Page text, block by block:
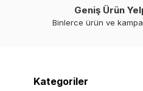
Geniş Ürün
Binlerce ürün ve
Kategoriler